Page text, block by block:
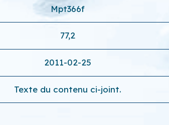
Mpt366f
77,2
2011-02-25
Texte du contenu ci-joint.